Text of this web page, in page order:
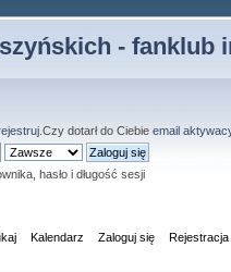
- fanklub
.Czy dotarł do Ciebie email
hasło i długość sesji
Kalendarz Zaloguj się Rejestracja